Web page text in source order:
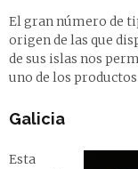
El gran número de
origen de las que
de sus islas nos
uno de los
Galicia
Esta